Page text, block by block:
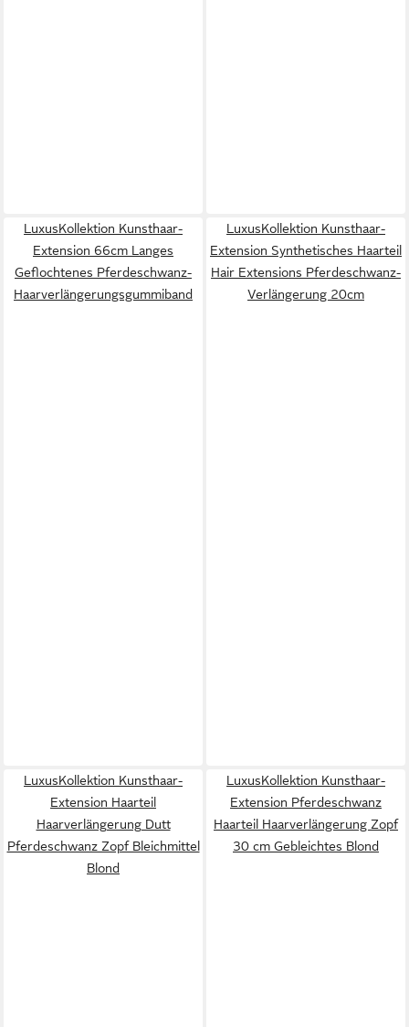
LuxusKollektion Kunsthaar-
Extension 66cm Langes
Geflochtenes Pferdeschwanz-
Haarverlängerungsgummiband
LuxusKollektion Kunsthaar-
Extension Synthetisches Haarteil
Hair Extensions Pferdeschwanz-
Verlängerung 20cm
LuxusKollektion Kunsthaar-
Extension Haarteil
Haarverlängerung Dutt
Pferdeschwanz Zopf Bleichmittel
Blond
LuxusKollektion Kunsthaar-
Extension Pferdeschwanz
Haarteil Haarverlängerung Zopf
30 cm Gebleichtes Blond